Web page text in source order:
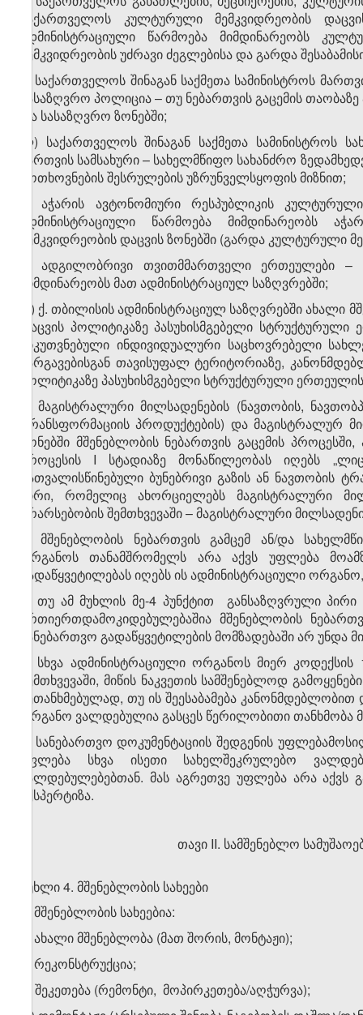
საქართველოს კულტურული მემკვიდრეობის
ადმინისტრაციული წარმოება მიმდინარეობს
მემკვიდრეობის უძრავი ძეგლებისა და გარდა
კ) საქართველოს შინაგან საქმეთა სამინისტროს
სასაზღვრო პოლიცია – თუ ნებართვის გაცემის
და სასაზღვრო ზონებში;
ლ) საქართველოს შინაგან საქმეთა სამინისტროს
მართვის სამსახური – სახელმწიფო სახანძრო
მოთხოვნების შესრულების უზრუნველსყოფის მიზნით;
მ) აჭარის ავტონომიური რესპუბლიკის
ადმინისტრაციული წარმოება მიმდინარეობს
მემკვიდრეობის დაცვის ზონებში (გარდა კულტურული
ნ) ადგილობრივი თვითმმართველი ერთეულები –
მიმდინარეობს მათ ადმინისტრაციულ საზღვრებში;
ო) ქ. თბილისის ადმინისტრაციულ საზღვრებში ახალი
დაცვის პოლიტიკაზე პასუხისმგებელი
მიკუთვნებული ინდივიდუალური საცხოვრებელი
ნარგავებისგან თავისუფალ ტერიტორიაზე,
პოლიტიკაზე პასუხისმგებელი სტრუქტურული
3. მაგისტრალური მილსადენების (ნავთობის,
ტრანსფორმაციის პროდუქტების) და მაგისტრალურ
ზონებში მშენებლობის ნებართვის გაცემის
პროცესის I სტადიაზე მონაწილეობას იღებს
გათვალისწინებული ბუნებრივი გაზის ან
პირი, რომელიც ახორციელებს მაგისტრალური
არარსებობის შემთხვევაში – მაგისტრალური
4. მშენებლობის ნებართვის გამცემ ან/და
ორგანოს თანამშრომელს არა აქვს უფლება
გადაწყვეტილებას იღებს ის ადმინისტრაციული
5. თუ ამ მუხლის მე-4 პუნქტით განსაზღვრული
ურთიერთდამოკიდებულებაშია მშენებლობის
სანებართვო გადაწყვეტილების მომზადებაში არ უნდა
6. სხვა ადმინისტრაციული ორგანოს მიერ
შემთხვევაში, მიწის ნაკვეთის სამშენებლოდ
შეთანხმებულად, თუ ის შეესაბამება
ორგანო ვალდებულია გასცეს წერილობითი თანხმობა
7. სანებართვო დოკუმენტაციის შედგენის
უფლება სხვა ისეთი სახელშეკრულებო
ვალდებულებებთან. მას აგრეთვე უფლება არა
ექსპერტიზა.
თავი II. სამშენებლო
მუხლი 4. მშენებლობის სახეები
1. მშენებლობის სახეებია:
ა) ახალი მშენებლობა (მათ შორის, მონტაჟი);
ბ) რეკონსტრუქცია;
გ) შეკეთება (რემონტი, მოპირკეთება/აღჭურვა);